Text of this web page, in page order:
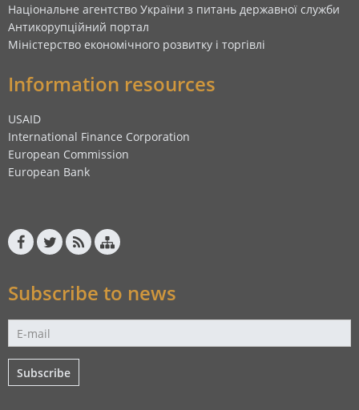
Національне агентство України з питань державної служби
Антикорупційний портал
Міністерство економічного розвитку і торгівлі
Information resources
USAID
International Finance Corporation
European Commission
European Bank
Subscribe to news
Subscribe